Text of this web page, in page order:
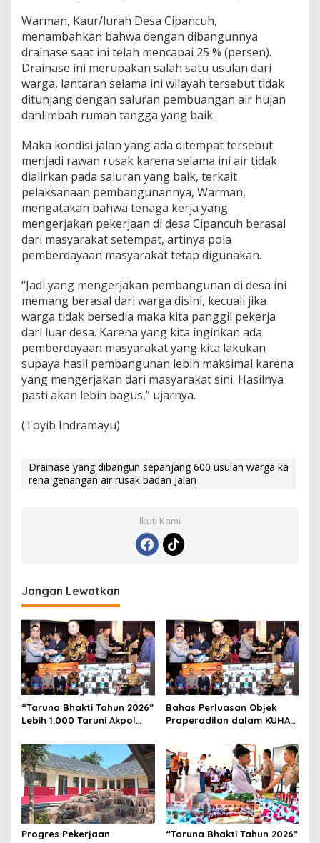
Warman, Kaur/lurah Desa Cipancuh,
menambahkan bahwa dengan dibangunnya
drainase saat ini telah mencapai 25 % (persen).
Drainase ini merupakan salah satu usulan dari
warga, lantaran selama ini wilayah tersebut tidak
ditunjang dengan saluran pembuangan air hujan
danlimbah rumah tangga yang baik.
Maka kondisi jalan yang ada ditempat tersebut
menjadi rawan rusak karena selama ini air tidak
dialirkan pada saluran yang baik, terkait
pelaksanaan pembangunannya, Warman,
mengatakan bahwa tenaga kerja yang
mengerjakan pekerjaan di desa Cipancuh berasal
dari masyarakat setempat, artinya pola
pemberdayaan masyarakat tetap digunakan.
“Jadi yang mengerjakan pembangunan di desa ini
memang berasal dari warga disini, kecuali jika
warga tidak bersedia maka kita panggil pekerja
dari luar desa. Karena yang kita inginkan ada
pemberdayaan masyarakat yang kita lakukan
supaya hasil pembangunan lebih maksimal karena
yang mengerjakan dari masyarakat sini. Hasilnya
pasti akan lebih bagus,” ujarnya.
(Toyib Indramayu)
Drainase yang dibangun sepanjang 600 usulan warga ka
rena genangan air rusak badan Jalan
Ikuti Kami
Jangan Lewatkan
“Taruna Bhakti Tahun 2026”
Lebih 1.000 Taruni Akpol
Karakter Siswa Sekolah
Rakyat
Bahas Perluasan Objek
Praperadilan dalam KUHAP
Jaya Buka Seminar Hukum
Progres Pekerjaan
“Taruna Bhakti Tahun 2026”